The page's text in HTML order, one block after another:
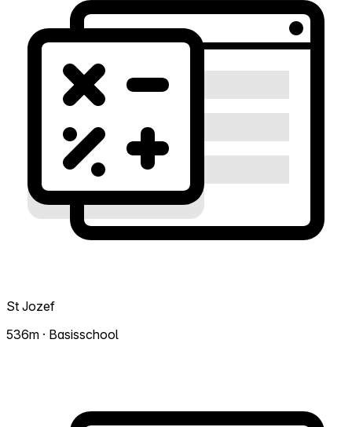
St Jozef
536m · Basisschool